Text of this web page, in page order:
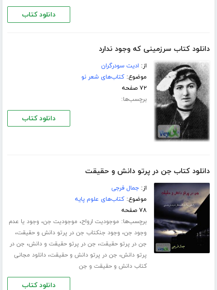
دانلود کتاب
دانلود کتاب سرزمینی که وجود ندارد
از: ادیت سودرگران
موضوع:کتاب‌های شعر نو
۷۲ صفحه
برچسب‌ها:
دانلود کتاب
دانلود کتاب جن در پرتو دانش و حقیقت
از:جمال فرجی
موضوع:کتاب‌های علوم پایه
۷۸ صفحه
برچسب‌ها: موجودیت ارواح، موجودیت جن، وجود یا عدم
وجود جن، وجود جنکتاب جن در پرتو دانش و حقیقت،
جن در پرتو حقیقت، جن در پرتو حقیقت و دانش، جن در
پرتو دانش، جن در پرتو دانش و حقیقت،دانلود مجانی
کتاب دانش و حقیقت و جن
دانلود کتاب